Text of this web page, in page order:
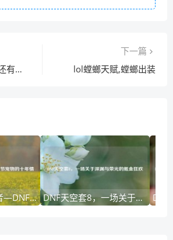
云幂在哪,dnf搬砖还有出路吗
下一篇
lol螳螂天赋,螳螂出装
穿越记忆的守护者—DNF2013春节宠物的十年情怀考 DNF天空套8，一场关于深渊与荣光的氪金狂欢